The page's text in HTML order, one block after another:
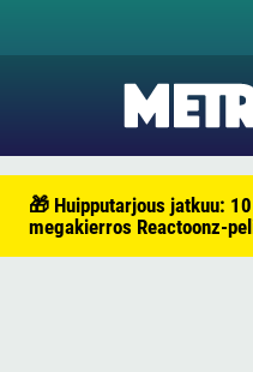
🎁 Huipputarjous jatkuu:
megakierros Reactoonz-